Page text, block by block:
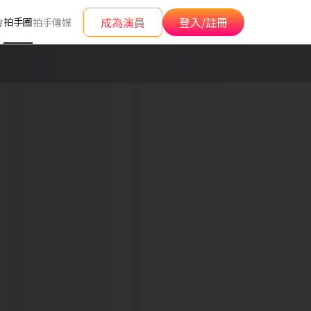
拍手圈拍手傳媒 成為演員 登入/註冊